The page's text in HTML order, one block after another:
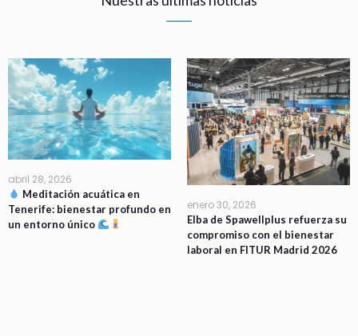
abril 28, 2026
Meditación acuática en
Tenerife: bienestar profundo en
un entorno único
enero 30, 2026
Elba de Spawellplus refuerza su
compromiso con el bienestar
laboral en FITUR Madrid 2026